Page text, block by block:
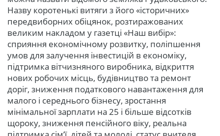
Назву коротенькі витяги з його «історичних»
передвиборних обіцянок, розтиражованих
великим накладом у газетці «Наш вибір»:
сприяння економічному розвитку, поліпшення
умов для залучення інвестицій в економіку,
підтримка вітчизняного виробника, відкриття
нових робочих місць, будівництво та ремонт
доріг, зниження податкового навантаження для
малого і середнього бізнесу, зростання
мінімальної зарплати на 25 і більше відсотків
щороку, зниження пенсійного віку, реальна